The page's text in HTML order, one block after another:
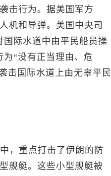
击行为。据美国军方
机和导弹。美国中央司
际水道中由平民船员操
“没有正当理由、危
击国际水道上由无辜平民
，重点打击了伊朗的防
舰艇。这些小型舰艇被